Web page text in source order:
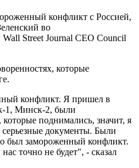
конфликт с Россией,
во
Wall Street Journal CEO Council
которые
конфликт. Я пришел в
1, Минск-2, были
поднимались, значит, я
серьезные документы. Были
был замороженный конфликт.
точно не будет", - сказал